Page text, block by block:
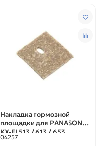
Накладка тормозной
площадки для PANASONIC
KX-FL513 / 613 / 653
нижний
04257